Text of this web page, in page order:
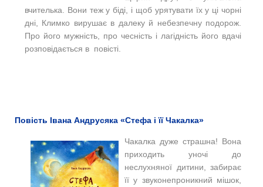
вчителька. Вони теж у біді, і щоб урятувати їх у ці чорні
дні, Климко вирушає в далеку й небезпечну подорож.
Про його мужність, про чесність і лагідність його вдачі
розповідається в повісті.
Повість Івана Андрусяка «Стефа і її Чакалка»
Чакалка дуже страшна! Вона
приходить уночі до
неслухняної дитини, забирає
її у звуконепроникний мішок,